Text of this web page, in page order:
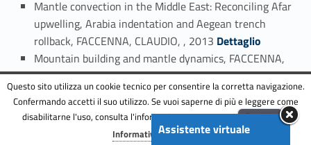
Mantle convection in the Middle East: Reconciling Afar
upwelling, Arabia indentation and Aegean trench
rollback, FACCENNA, CLAUDIO, , 2013Link identifier #identifier_person_160758-131
Dettaglio
Mountain building and mantle dynamics, FACCENNA,
CLAUDIO, , 2013Link identifier #identifier_person_46268-132
Dettaglio
Palaeoclimate reconstruction during the Messinian
evaporative drawdown of the Mediterranean basin:
insights from microthermometry on halite fluid
Assistente virtuale
Questo sito utilizza un cookie tecnico per consentire la corretta navigazione.
Confermando accetti il suo utilizzo. Se vuoi saperne di più e leggere come
disabilitarne l'uso, consulta l'informativa estesa.ENG
Accetta
Informativa completa